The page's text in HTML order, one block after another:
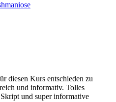
diesen Kurs entschieden zu
und informativ. Tolles
und super informative